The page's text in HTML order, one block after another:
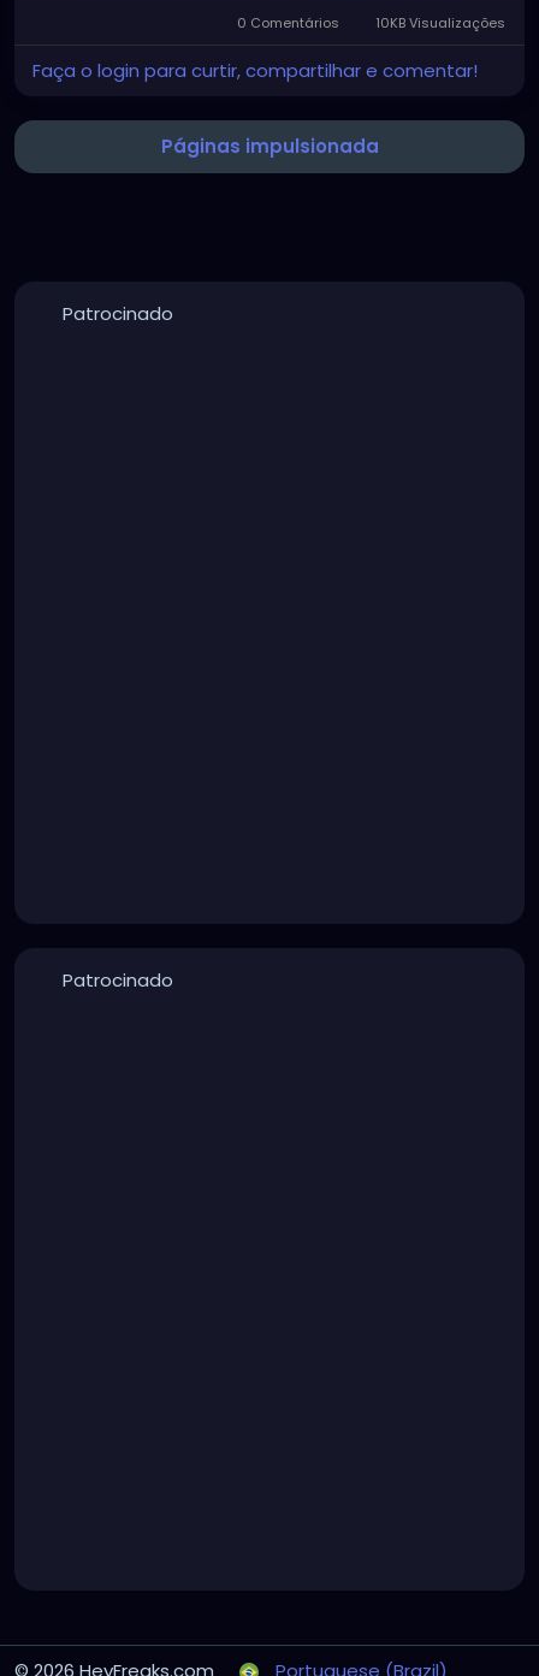
MuteSettings
0 Comentários 10KB Visualizações
Faça o login para curtir, compartilhar e comentar!
Páginas impulsionada
Patrocinado
Patrocinado
© 2026 HeyFreaks.com Portuguese (Brazil)